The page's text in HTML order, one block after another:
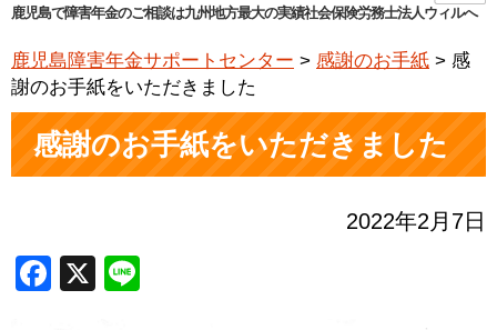
鹿児島で障害年金のご相談は九州地方最大の実績社会保険労務士法人ウィルへ
鹿児島障害年金サポートセンター > 感謝のお手紙 > 感
謝のお手紙をいただきました
感謝のお手紙をいただきました
2022年2月7日
Facebook
X